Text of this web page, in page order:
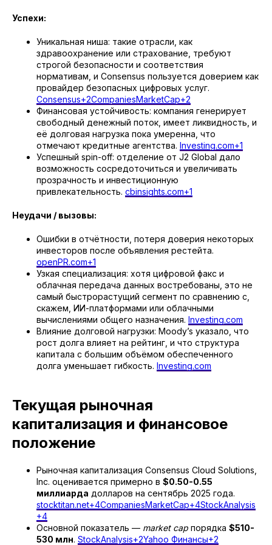
Успехи:
Уникальная ниша: такие отрасли, как
здравоохранение или страхование, требуют
строгой безопасности и соответствия
нормативам, и Consensus пользуется доверием как
провайдер безопасных цифровых услуг.
Consensus+2CompaniesMarketCap+2
Финансовая устойчивость: компания генерирует
свободный денежный поток, имеет ликвидность, и
её долговая нагрузка пока умеренна, что
отмечают кредитные агентства. Investing.com+1
Успешный spin-off: отделение от J2 Global дало
возможность сосредоточиться и увеличивать
прозрачность и инвестиционную
привлекательность. cbinsights.com+1
Неудачи / вызовы:
Ошибки в отчётности, потеря доверия некоторых
инвесторов после объявления рестейта.
openPR.com+1
Узкая специализация: хотя цифровой факс и
облачная передача данных востребованы, это не
самый быстрорастущий сегмент по сравнению с,
скажем, ИИ-платформами или облачными
вычислениями общего назначения. Investing.com
Влияние долговой нагрузки: Moody’s указало, что
рост долга влияет на рейтинг, и что структура
капитала с большим объёмом обеспеченного
долга уменьшает гибкость. Investing.com
Текущая рыночная
капитализация и финансовое
положение
Рыночная капитализация Consensus Cloud Solutions,
Inc. оценивается примерно в $0.50-0.55
миллиарда долларов на сентябрь 2025 года.
stocktitan.net+4CompaniesMarketCap+4StockAnalysis
+4
Основной показатель — market cap порядка $510-
530 млн. StockAnalysis+2Yahoo Финансы+2